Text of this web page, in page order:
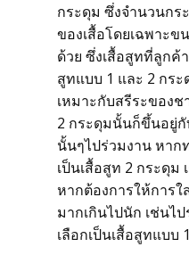
โทร 08 13 99 88
แอดไลน์
กระดุม ซึ่งจำนวนกร
ของเสื้อโดยเฉพาะข
ด้วย ซึ่งเสื้อสูทที่ลูกค้
สูทแบบ 1 และ 2 กระ
เหมาะกับสรีระของช
2 กระดุมนั้นก็ขึ้นอยู่
นั้นๆไปร่วมงาน หาก
เป็นเสื้อสูท 2 กระดุ
หากต้องการให้การ
มากเกินไปนัก เช่นไ
เลือกเป็นเสื้อสูทแบบ